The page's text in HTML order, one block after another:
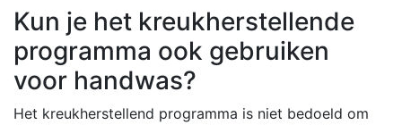
Kun je het kreukherstellende
programma ook gebruiken
voor handwas?
Het kreukherstellend programma is niet bedoeld om